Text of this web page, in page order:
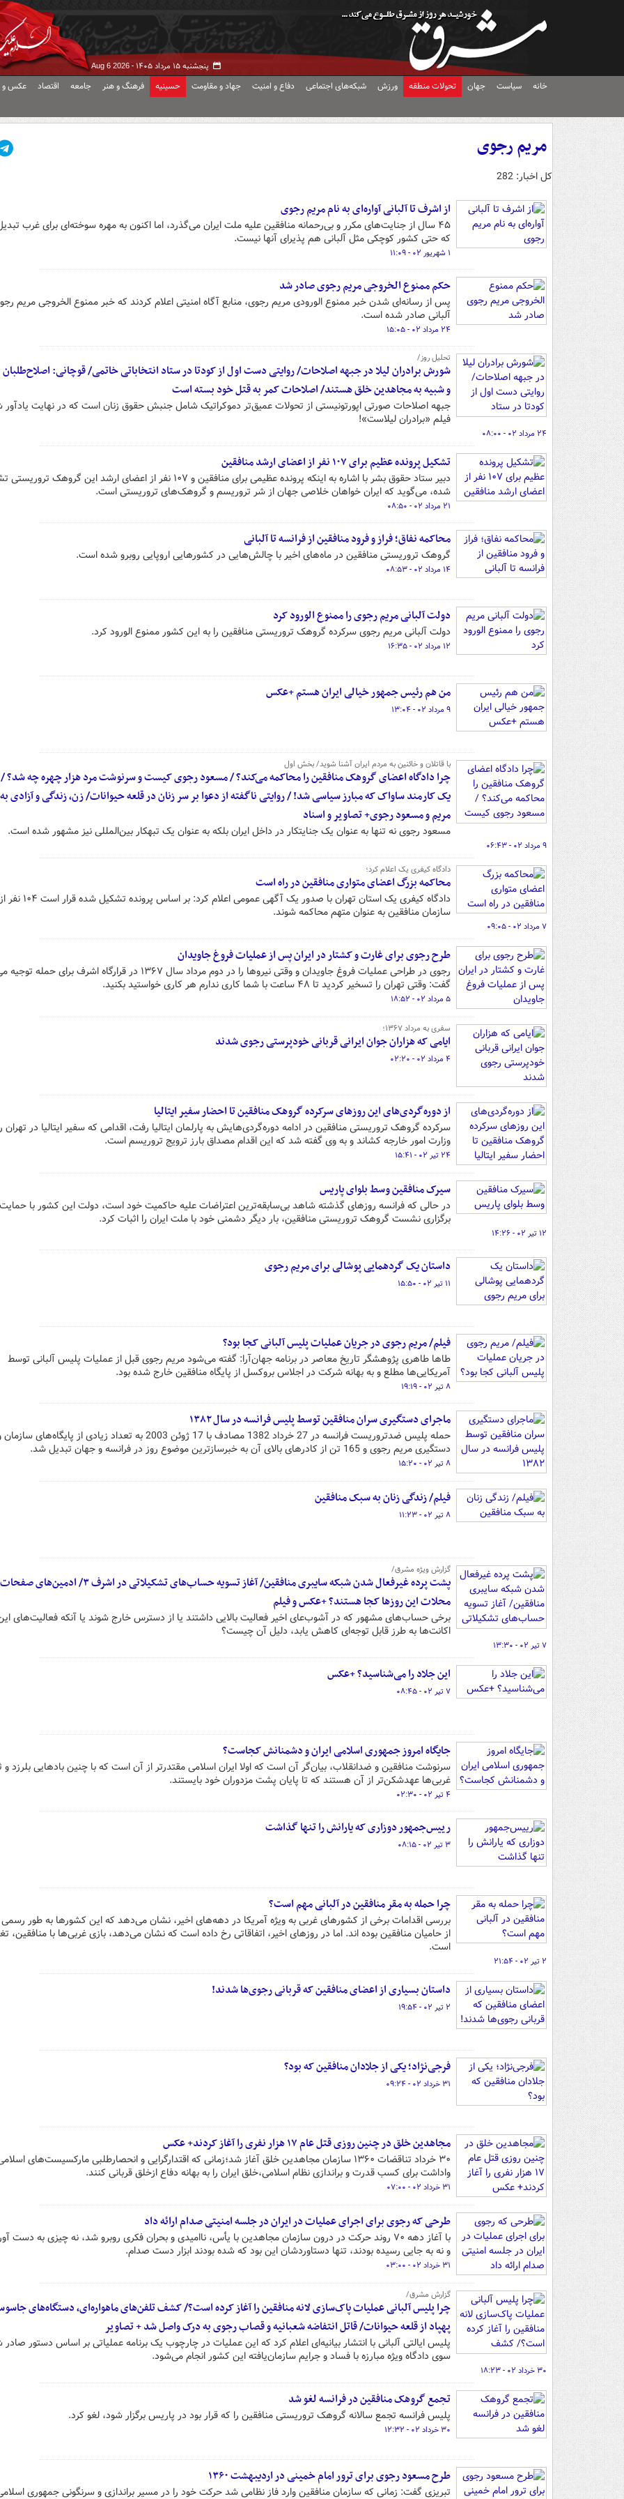
پنجشنبه ۱۵ مرداد ۱۴۰۵ - Aug 6 2026
خانه سیاست جهان تحولات منطقه ورزش شبکه‌های اجتماعی دفاع و امنیت جهاد و مقاومت حسینیه فرهنگ و هنر جامعه اقتصاد عکس و
مریم رجوی
کل اخبار: 282
از ‌اشرف تا آلبانی آواره‌ای به نام مریم رجوی
۴۵ سال از جنایت‌های مکرر و بی‌رحمانه منافقین علیه ملت ایران می‌گذرد، اما اکنون به مهره سوخته‌ای برای غرب
که حتی کشور کوچکی مثل آلبانی هم پذیرای آنها نیست.
۱ شهریور ۰۲ - ۱۱:۰۹
حکم ممنوع الخروجی مریم رجوی صادر شد
پس از رسانه‌ای شدن خبر ممنوع الورودی مریم رجوی، منابع آگاه امنیتی اعلام کردند که خبر ممنوع الخروجی مریم
آلبانی صادر شده است.
۲۴ مرداد ۰۲ - ۱۵:۰۵
تحلیل روز/
شورش برادران لیلا در جبهه اصلاحات/ روایتی دست اول از کودتا در ستاد انتخاباتی خاتمی/ قوچانی:
و شبیه به مجاهدین خلق هستند/ اصلاحات کمر به قتل خود بسته است
جبهه اصلاحات صورتی اپورتونیستی از تحولات عمیق‌تر دموکراتیک شامل جنبش حقوق زنان است که در نهایت
فیلم «برادران لیلاست»!
۲۴ مرداد ۰۲ - ۰۸:۰۰
تشکیل پرونده عظیم برای ۱۰۷ نفر از اعضای ارشد منافقین
دبیر ستاد حقوق بشر با اشاره به اینکه پرونده عظیمی برای منافقین و ۱۰۷ نفر از اعضای ارشد این گروهک
شده، می‌گوید که ایران خواهان خلاصی جهان از شر تروریسم و گروهک‌های تروریستی است.
۲۱ مرداد ۰۲ - ۰۸:۵۰
محاکمه نفاق؛ فراز و فرود منافقین از فرانسه تا آلبانی
گروهک تروریستی منافقین در ماه‌های اخیر با چالش‌هایی در کشورهایی اروپایی روبرو شده است.
۱۴ مرداد ۰۲ - ۰۸:۵۳
دولت آلبانی مریم رجوی را ممنوع الورود کرد
دولت آلبانی مریم رجوی سرکرده گروهک تروریستی منافقین را به این کشور ممنوع الورود کرد.
۱۲ مرداد ۰۲ - ۱۶:۳۵
من هم رئیس جمهور خیالی ایران هستم +عکس
۹ مرداد ۰۲ - ۱۳:۰۴
با قاتلان و خائنین به مردم ایران آشنا شوید/ بخش اول
چرا دادگاه اعضای گروهک منافقین را محاکمه می‌کند؟ / مسعود رجوی کیست و سرنوشت مرد هزار چهره چه شد؟
یک کارمند ساواک که مبارز سیاسی شد! / روایتی ناگفته از دعوا بر سر زنان در قلعه حیوانات/ زن، زندگی و آزادی
مریم و مسعود رجوی+ تصاویر و اسناد
مسعود رجوی نه تنها به عنوان یک جنایتکار در داخل ایران بلکه به عنوان یک تبهکار بین‌المللی نیز مشهور شده است.
۹ مرداد ۰۲ - ۰۶:۴۳
دادگاه کیفری یک اعلام کرد؛
محاکمه‌ بزرگ اعضای متواری منافقین در راه است
دادگاه کیفری یک استان تهران با صدور یک
سازمان منافقین به عنوان متهم محاکمه شوند.
۷ مرداد ۰۲ - ۰۹:۰۵
طرح رجوی برای غارت و کشتار در ایران پس از عملیات فروغ جاویدان
رجوی در طراحی عملیات فروغ جاویدان و وقتی نیروها را در دوم مرداد سال ۱۳۶۷ در قرارگاه اشرف برای
گفت: وقتی تهران را تسخیر کردید تا ۴۸ ساعت با شما کاری ندارم هر کاری خواستید بکنید.
۵ مرداد ۰۲ - ۱۸:۵۲
سفری به مرداد ۱۳۶۷؛
ایامی که هزاران جوان ایرانی قربانی خودپرستی رجوی شدند
۴ مرداد ۰۲ - ۰۲:۲۰
از دوره‌گردی‌های این روزهای سرکرده گروهک منافقین تا احضار سفیر ایتالیا
سرکرده گروهک تروریستی منافقین در ادامه دوره‌گردی‌هایش به پارلمان ایتالیا رفت، اقدامی که سفیر ایتالیا در تهران
وزارت امور خارجه کشاند و به وی گفته شد که این اقدام مصداق بارز ترویج تروریسم است.
۲۴ تیر ۰۲ - ۱۵:۴۱
سیرک منافقین وسط بلوای پاریس
در حالی که فرانسه روزهای گذشته شاهد بی‌سابقه‌ترین اعتراضات علیه حاکمیت خود است، دولت این کشور با
برگزاری نشست گروهک تروریستی منافقین، بار دیگر دشمنی خود با ملت ایران را اثبات کرد.
۱۲ تیر ۰۲ - ۱۴:۲۶
داستان یک گردهمایی پوشالی برای مریم رجوی
۱۱ تیر ۰۲ - ۱۵:۵۰
فیلم/ مریم رجوی در جریان عملیات پلیس آلبانی کجا بود؟
طاها طاهری پژوهشگر تاریخ معاصر در برنامه جهان‌آرا: گفته می‌شود مریم رجوی قبل از عملیات پلیس آلبانی توسط
آمریکایی‌ها مطلع و به بهانه شرکت در اجلاس بروکسل از پایگاه منافقین خارج شده بود.
۸ تیر ۰۲ - ۱۹:۱۹
ماجرای دستگیری سران منافقین توسط پلیس فرانسه در سال ۱۳۸۲
حمله پلیس ضدتروریست فرانسه در 27 خرداد 1382 مصادف با 17 ژوئن 2003 به تعداد زیادی از پایگاه‌های
دستگیری مریم رجوی و 165 تن از کادرهای بالای آن به خبرسازترین موضوع روز در فرانسه و جهان تبدیل شد.
۸ تیر ۰۲ - ۱۵:۲۰
فیلم/ زندگی زنان به سبک منافقین
۸ تیر ۰۲ - ۱۱:۲۳
گزارش ویژه مشرق/
پشت پرده غیرفعال شدن شبکه سایبری منافقین/ آغاز تسویه حساب‌های تشکیلاتی
محلات این روزها کجا هستند؟ +عکس و فیلم
برخی حساب‌های مشهور که در آشوب‌عای اخیر فعالیت بالایی داشتند یا از دسترس خارج شوند یا آنکه فعالیت‌های
اکانت‌ها به طرز قابل توجه‌ای کاهش یابد، دلیل آن چیست؟
۷ تیر ۰۲ - ۱۳:۳۰
این جلاد را می‌شناسید؟ +عکس
۷ تیر ۰۲ - ۰۸:۴۵
جایگاه امروز جمهوری اسلامی ایران و دشمنانش کجاست؟
سرنوشت منافقین و ضدانقلاب، بیان‌گر آن است که اولا ایران اسلامی مقتدرتر از آن است که با چنین بادهایی بلرزد و
غربی‌ها عهدشکن‌تر از آن هستند که تا پایان پشت مزدوران خود بایستند.
۴ تیر ۰۲ - ۰۲:۳۰
رییس‌جمهور دوزاری که یارانش را تنها گذاشت
۳ تیر ۰۲ - ۰۸:۱۵
چرا حمله به مقر منافقین در آلبانی مهم است؟
بررسی اقدامات برخی از کشورهای غربی به ویژه آمریکا در دهه‌های اخیر، نشان می‌دهد که این کشورها به طور
از حامیان منافقین بوده اند. اما در روزهای اخیر، اتفاقاتی رخ داده است که نشان می‌دهد، بازی غربی‌ها با منافقین،
است.
۲ تیر ۰۲ - ۲۱:۵۴
داستان بسیاری از اعضای منافقین که قربانی رجوی‌ها شدند!
۲ تیر ۰۲ - ۱۹:۵۴
فرجی‌نژاد؛ یکی از جلادان منافقین که بود؟
۳۱ خرداد ۰۲ - ۰۹:۲۴
مجاهدین خلق در چنین روزی قتل‌ عام ۱۷ هزار نفری را آغاز کردند+ عکس
۳۰ خرداد تناقضات ۱۳۶۰ سازمان مجاهدین خلق آغاز شد؛زمانی که اقتدارگرایی و انحصارطلبی مارکسیست‌های
واداشت برای کسب قدرت و براندازی نظام اسلامی،خلق ایران را به بهانه دفاع ازخلق قربانی کنند.
۳۱ خرداد ۰۲ - ۰۷:۰۰
طرحی که رجوی برای اجرای عملیات در ایران در جلسه امنیتی صدام ارائه داد
با آغاز دهه ۷۰ روند حرکت در درون سازمان مجاهدین با یأس، ناامیدی و بحران فکری روبرو شد، نه چیزی به دست
و نه به جایی رسیده بودند، تنها دستاوردشان این بود که شده بودند ابزار دست صدام.
۳۱ خرداد ۰۲ - ۰۳:۰۰
گزارش مشرق/
چرا پلیس آلبانی عملیات پاک‌سازی لانه منافقین را آغاز کرده است؟/ کشف تلفن‌های ماهواره‌ای، دستگاه‌های
پهپاد از قلعه حیوانات/ قاتل انتفاضه شعبانیه و قصاب رجوی به درک واصل شد + تصاویر
پلیس ایالتی آلبانی با انتشار بیانیه‌ای اعلام کرد که این عملیات در چارچوب یک برنامه عملیاتی بر اساس دستور صادر
سوی دادگاه ویژه مبارزه با فساد و جرایم سازمان‌یافته این کشور انجام می‌شود.
۳۰ خرداد ۰۲ - ۱۸:۲۳
تجمع گروهک منافقین در فرانسه لغو شد
پلیس فرانسه تجمع سالانه گروهک تروریستی منافقین را که قرار بود در پاریس برگزار شود، لغو کرد.
۳۰ خرداد ۰۲ - ۱۲:۳۲
طرح مسعود رجوی برای ترور امام خمینی در اردیبهشت ۱۳۶۰
تبریزی گفت: زمانی که سازمان منافقین وارد فاز نظامی شد حرکت خود را در مسیر براندازی و سرنگونی جمهوری